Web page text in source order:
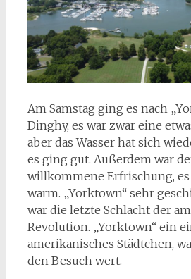
Am Samstag ging es nach
Dinghy, es war zwar eine
aber das Wasser hat sich
es ging gut. Außerdem war
willkommene Erfrischung,
warm. „Yorktown“ sehr
war die letzte Schlacht der
Revolution. „Yorktown“ ein
amerikanisches Städtchen,
den Besuch wert.